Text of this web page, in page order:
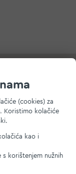
(cookies) za
Koristimo kolačiće
kao i
s korištenjem nužnih